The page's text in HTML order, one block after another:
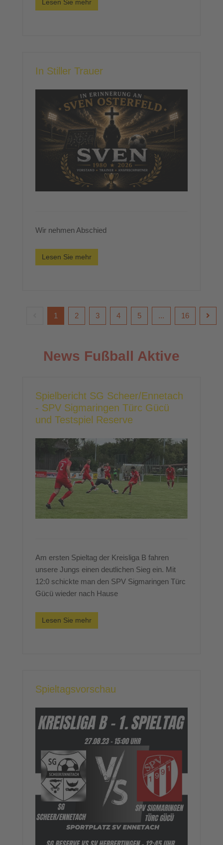
Lesen Sie mehr
In Stiller Trauer
Wir nehmen Abschied
Lesen Sie mehr
1 2 3 4 5 ... 16
News Fußball Aktive
Spielbericht SG Scheer/Ennetach
- SPV Sigmaringen Türc Gücü
und Testspiel Reserve
Am ersten Spieltag der Kreisliga B fahren
unsere Jungs einen deutlichen Sieg ein. Mit
12:0 schickte man den SPV Sigmaringen Türc
Gücü wieder nach Hause
Lesen Sie mehr
Spieltagsvorschau